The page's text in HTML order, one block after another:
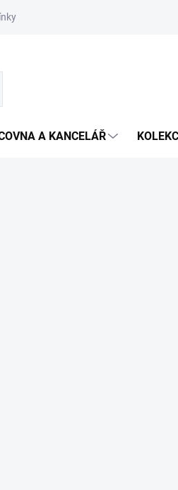
Podmínky ochrany osobních
A KANCELÁŘ